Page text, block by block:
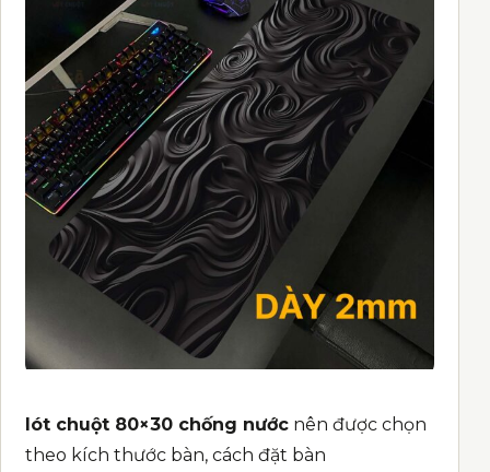
lót chuột 80×30 chống nước nên được chọn
theo kích thước bàn, cách đặt bàn